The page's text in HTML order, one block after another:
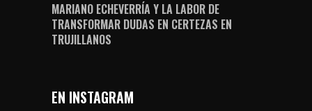
MARIANO ECHEVERRÍA Y LA LABOR DE
TRANSFORMAR DUDAS EN CERTEZAS EN
TRUJILLANOS
EN INSTAGRAM